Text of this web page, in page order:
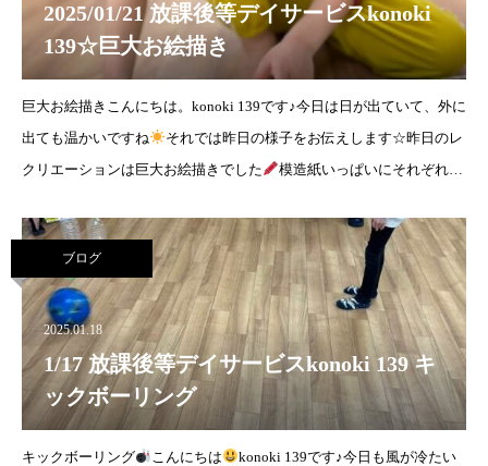
2025/01/21 放課後等デイサービスkonoki
139☆巨大お絵描き
巨大お絵描きこんにちは。konoki 139です♪今日は日が出ていて、外に
出ても温かいですね
それでは昨日の様子をお伝えします☆昨日のレ
クリエーションは巨大お絵描きでした
模造紙いっぱいにそれぞれ
ブログ
2025.01.18
1/17 放課後等デイサービスkonoki 139 キ
ックボーリング
キックボーリング こんにちは
konoki 139です♪今日も風が冷たい